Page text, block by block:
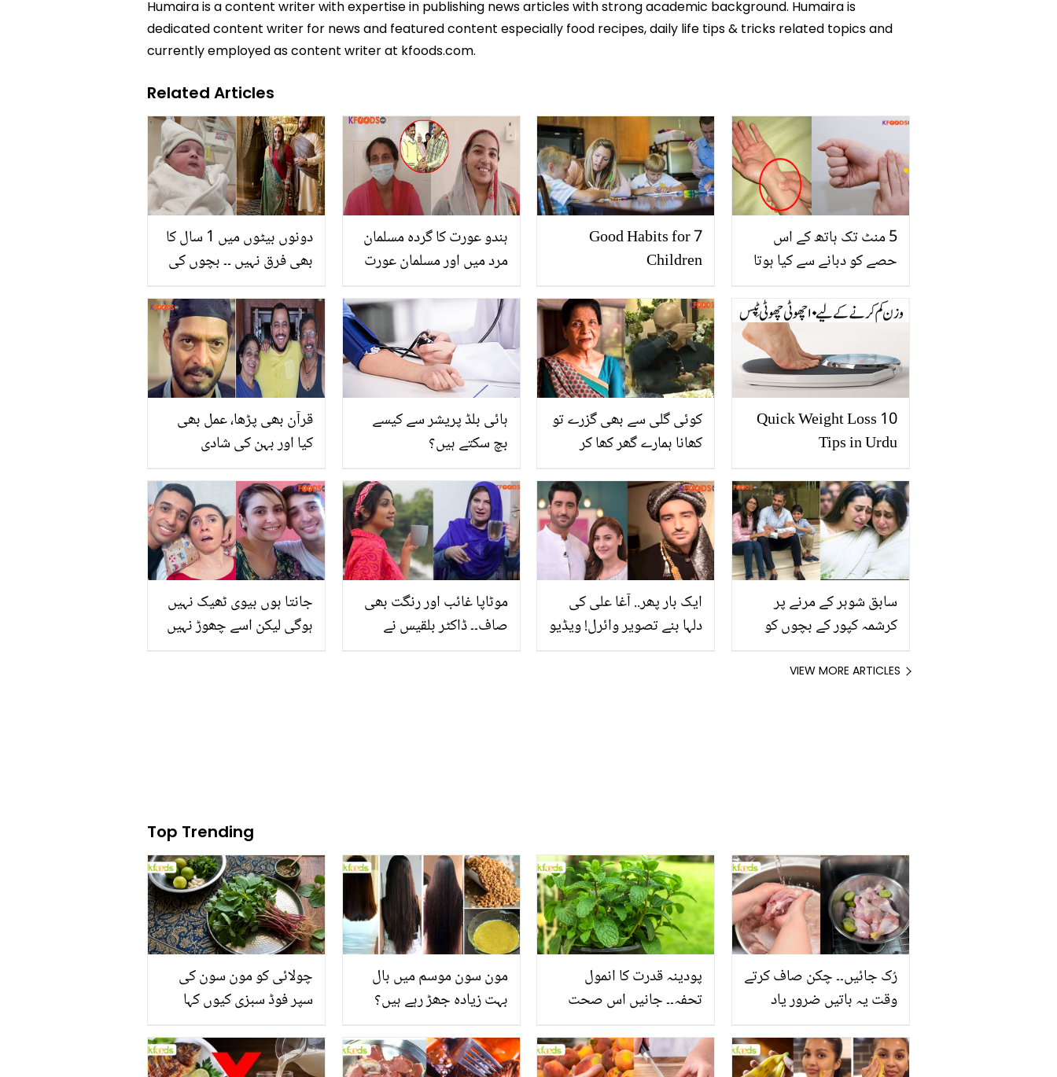
Humaira is a content writer with expertise in publishing news articles with strong academic background. Humaira is
dedicated content writer for news and featured content especially food recipes, daily life tips & tricks related topics and
currently employed as content writer at kfoods.com.
Related Articles
دونوں بیٹوں میں 1 سال کا
بھی فرق نہیں ۔۔ بچوں کی
سے ڈاکٹر کیا مشورہ دیتے
ہیں؟
ہندو عورت کا گردہ مسلمان
مرد میں اور مسلمان عورت
وجہ تھی جس نے دو
مختلف مذاہب کے خاندان
کو آپس میں ملا دیا
7 Good Habits for
Children
5 منٹ تک ہاتھ کے اس
حصے کو دبانے سے کیا ہوتا
کے نتائج دیکھ کر آپ بڑے
پریشانی سے بچ سکتے ہیں
قرآن بھی پڑھا، عمل بھی
کیا اور بہن کی شادی
پاٹیکر کی قرآن اور اسلام
محبت، مگر خود اسلام قبول
کیوں نہیں کیا؟
ہائی بلڈ پریشر سے کیسے
بچ سکتے ہیں؟
کوئی گلی سے بھی گزرے تو
کھانا ہمارے گھر کھا کر
کرتے ہوئے زبیدہ طارق کے
بیٹے رو پڑے
10 Quick Weight Loss
Tips in Urdu
جانتا ہوں بیوی ٹھیک نہیں
ہوگی لیکن اسے چھوڑ نہیں
موٹاپا غائب اور رنگت بھی
صاف۔۔ ڈاکٹر بلقیس نے
ایک بار پھر.. آغا علی کی
دلہا بنے تصویر وائرل! ویڈیو
سابق شوہر کے مرنے پر
کرشمہ کپور کے بچوں کو
کتنا کچھ ملے گا؟
VIEW MORE ARTICLES
Top Trending
چولائی کو مون سون کی
سپر فوڈ سبزی کیوں کہا
منرلز اور اینٹی آکسیڈنٹس
سے بھرپور اس سبزی کے
مون سون موسم میں بال
بہت زیادہ جھڑ رہے ہیں؟
بنانے کے چند قدرتی طریقے
پودینہ قدرت کا انمول
تحفہ۔۔ جانیں اس صحت
انگیز طبی فوائد
رُک جائیں۔۔ چکن صاف کرتے
وقت یہ باتیں ضرور یاد